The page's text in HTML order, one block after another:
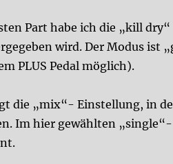
Part habe ich die „kill
wird. Der Modus ist
PLUS Pedal möglich).
die „mix“- Einstellung, in
Im hier gewählten